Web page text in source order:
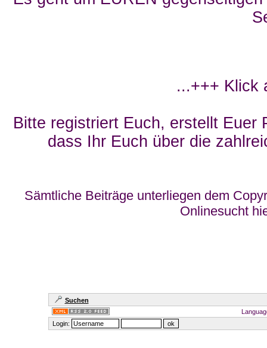
...+++ Klick
Bitte registriert Euch, erstellt Euer
dass Ihr Euch über die
Sämtliche Beiträge unterliegen dem
Onlinesucht
Suchen
Login: